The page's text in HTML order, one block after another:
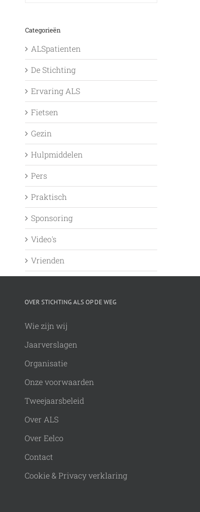
Categorieën
ALSpatienten
De Stichting
Ervaring ALS
Fietsen
Gezin
Hulpmiddelen
Pers
Praktisch
Sponsoring
Video's
Vrienden
OVER STICHTING ALS OP DE WEG
Wie zijn wij
Jaarverslagen
Organisatie
Onze voorwaarden
Tweejaarsbeleid
Over ALS
Over Eelco
Contact
Cookie & Privacy verklaring